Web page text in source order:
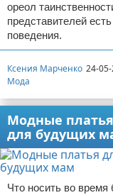
ореол
представителей
поведения.
Ксения Марченко 24-
Мода
Модные
для будущих
Что носить во время